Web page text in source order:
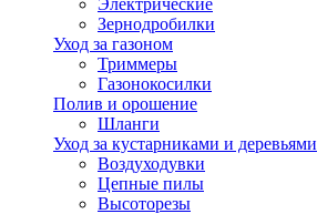
Электрические
Зернодробилки
Уход за газоном
Триммеры
Газонокосилки
Полив и орошение
Шланги
Уход за кустарниками и деревьями
Воздуходувки
Цепные пилы
Высоторезы